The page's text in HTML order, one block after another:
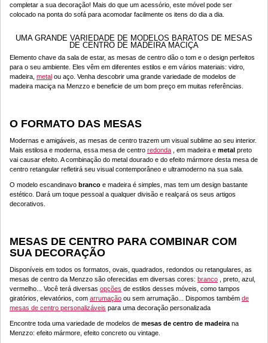
completar a sua decoração! Mais do que um acessório, este móvel pode ser
colocado na ponta do sofá para acomodar facilmente os itens do dia a dia.
UMA GRANDE VARIEDADE DE MODELOS BARATOS DE MESAS
DE CENTRO DE MADEIRA MACIÇA
Elemento chave da sala de estar, as mesas de centro dão o tom e o design perfeitos
para o seu ambiente. Eles vêm em diferentes estilos e em vários materiais: vidro,
madeira, metal ou aço. Venha descobrir uma grande variedade de modelos de
madeira maciça na Menzzo e beneficie de um bom preço em muitas referências.
O FORMATO DAS MESAS
Modernas e amigáveis, as mesas de centro trazem um visual sublime ao seu interior.
Mais estilosa e moderna, essa mesa de centro redonda , em madeira e metal preto
vai causar efeito. A combinação do metal dourado e do efeito mármore desta mesa de
centro retangular refletirá seu visual contemporâneo e ultramoderno na sua sala.
O modelo escandinavo branco e madeira é simples, mas tem um design bastante
estético. Dará um toque pessoal a qualquer divisão e realçará os seus artigos
decorativos.
MESAS DE CENTRO PARA COMBINAR COM
SUA DECORAÇÃO
Disponíveis em todos os formatos, ovais, quadrados, redondos ou retangulares, as
mesas de centro da Menzzo são oferecidas em diversas cores: branco , preto, azul,
vermelho... Você terá diversas opções de estilos desses móveis, como tampos
giratórios, elevatórios, com arrumação ou sem arrumação... Dispomos também de
mesas de centro personalizáveis ​​para uma decoração personalizada
Encontre toda uma variedade de modelos de mesas de centro de madeira na
Menzzo: efeito mármore, efeito concreto ou vintage.